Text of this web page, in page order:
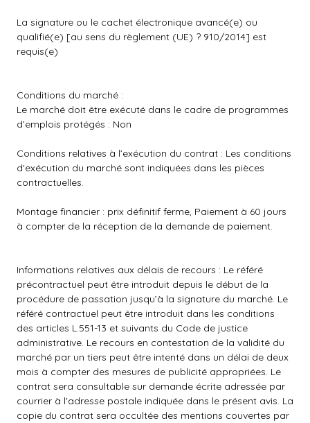
La signature ou le cachet électronique avancé(e) ou
qualifié(e) [au sens du règlement (UE) ? 910/2014] est
requis(e)
Conditions du marché :
Le marché doit être exécuté dans le cadre de programmes
d’emplois protégés : Non
Conditions relatives à l’exécution du contrat : Les conditions
d'exécution du marché sont indiquées dans les pièces
contractuelles.
Montage financier : prix définitif ferme, Paiement à 60 jours
à compter de la réception de la demande de paiement.
Informations relatives aux délais de recours : Le référé
précontractuel peut être introduit depuis le début de la
procédure de passation jusqu’à la signature du marché. Le
référé contractuel peut être introduit dans les conditions
des articles L.551-13 et suivants du Code de justice
administrative. Le recours en contestation de la validité du
marché par un tiers peut être intenté dans un délai de deux
mois à compter des mesures de publicité appropriées. Le
contrat sera consultable sur demande écrite adressée par
courrier à l'adresse postale indiquée dans le présent avis. La
copie du contrat sera occultée des mentions couvertes par